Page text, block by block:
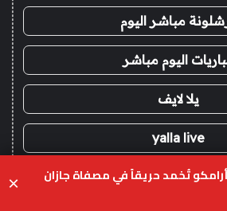
مباشر اليوم
اليوم مباشر
يلا لايف
yalla live
أرامكو تُخمد حريقاً في مصفاة جازان ×